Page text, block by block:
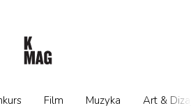
Film Muzyka Art &